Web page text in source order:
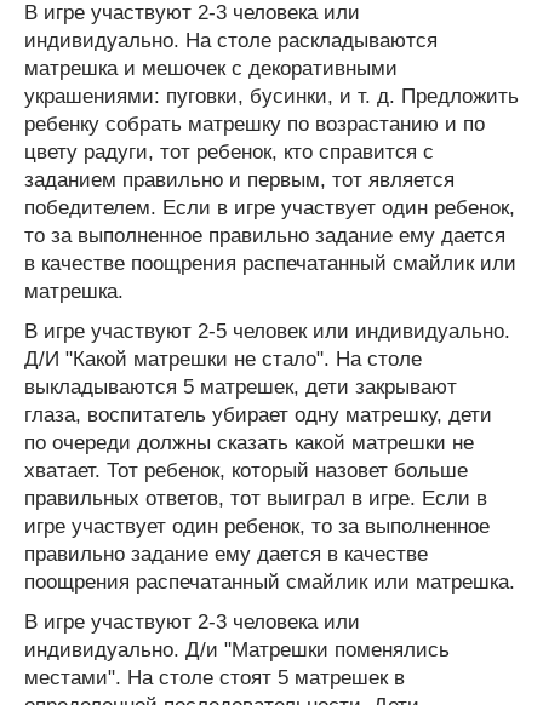
В игре участвуют 2-3 человека или
индивидуально. На столе раскладываются
матрешка и мешочек с декоративными
украшениями: пуговки, бусинки, и т. д. Предложить
ребенку собрать матрешку по возрастанию и по
цвету радуги, тот ребенок, кто справится с
заданием правильно и первым, тот является
победителем. Если в игре участвует один ребенок,
то за выполненное правильно задание ему дается
в качестве поощрения распечатанный смайлик или
матрешка.
В игре участвуют 2-5 человек или индивидуально.
Д/И "Какой матрешки не стало". На столе
выкладываются 5 матрешек, дети закрывают
глаза, воспитатель убирает одну матрешку, дети
по очереди должны сказать какой матрешки не
хватает. Тот ребенок, который назовет больше
правильных ответов, тот выиграл в игре. Если в
игре участвует один ребенок, то за выполненное
правильно задание ему дается в качестве
поощрения распечатанный смайлик или матрешка.
В игре участвуют 2-3 человека или
индивидуально. Д/и "Матрешки поменялись
местами". На столе стоят 5 матрешек в